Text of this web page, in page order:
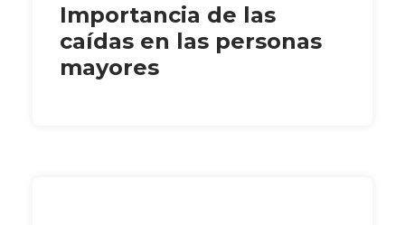
Importancia de las
caídas en las personas
mayores